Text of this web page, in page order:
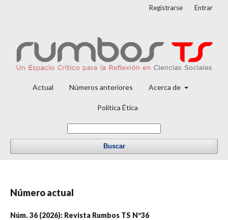
Actual Números anteriores Acerca de
Política Ética
Buscar
Registrarse Entrar
Número actual
Núm. 36 (2026): Revista Rumbos TS Nº36